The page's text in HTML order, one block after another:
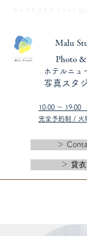
Malu
＞
10:00 〜 19:00
完全予約制 / 火
​Photo
ホテルニュ
写真スタ
＞ 貸